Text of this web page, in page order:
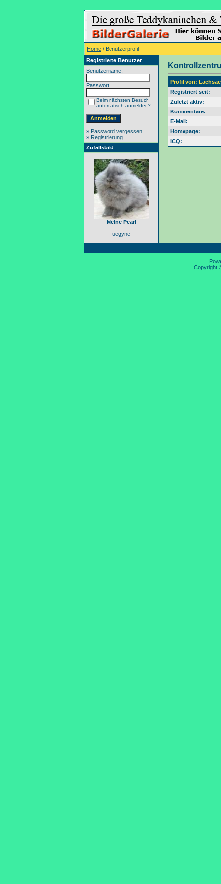
Home / Benutzerprofil
Registrierte Benutzer
Benutzername:
Passwort:
Beim nächsten Besuch
automatisch anmelden?
» Password vergessen
» Registrierung
Zufallsbild
Meine Pearl
uegyne
Profil von:
Registriert seit:
Zuletzt aktiv:
Kommentare:
E-Mail:
Homepage:
ICQ:
Copyright